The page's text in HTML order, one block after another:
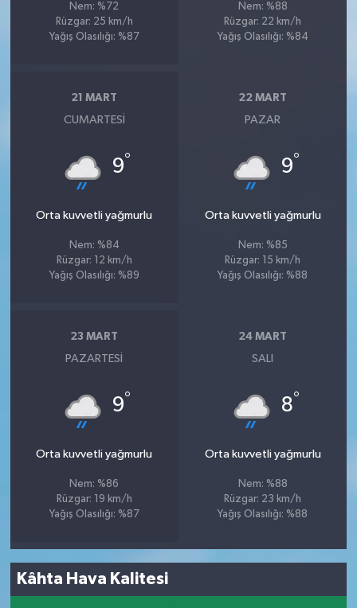
Nem: %72
Rüzgar: 25 km/h
Yağış Olasılığı: %87
Nem: %88
Rüzgar: 22 km/h
Yağış Olasılığı: %84
21 MART
CUMARTESI
9°
Orta kuvvetli yağmurlu
Nem: %84
Rüzgar: 12 km/h
Yağış Olasılığı: %89
22 MART
PAZAR
9°
Orta kuvvetli yağmurlu
Nem: %85
Rüzgar: 15 km/h
Yağış Olasılığı: %88
23 MART
PAZARTESI
9°
Orta kuvvetli yağmurlu
Nem: %86
Rüzgar: 19 km/h
Yağış Olasılığı: %87
24 MART
SALI
8°
Orta kuvvetli yağmurlu
Nem: %88
Rüzgar: 23 km/h
Yağış Olasılığı: %88
Kâhta Hava Kalitesi